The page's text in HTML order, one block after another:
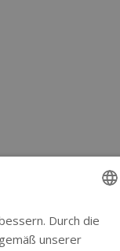
ENGLISH
Durch die
unserer